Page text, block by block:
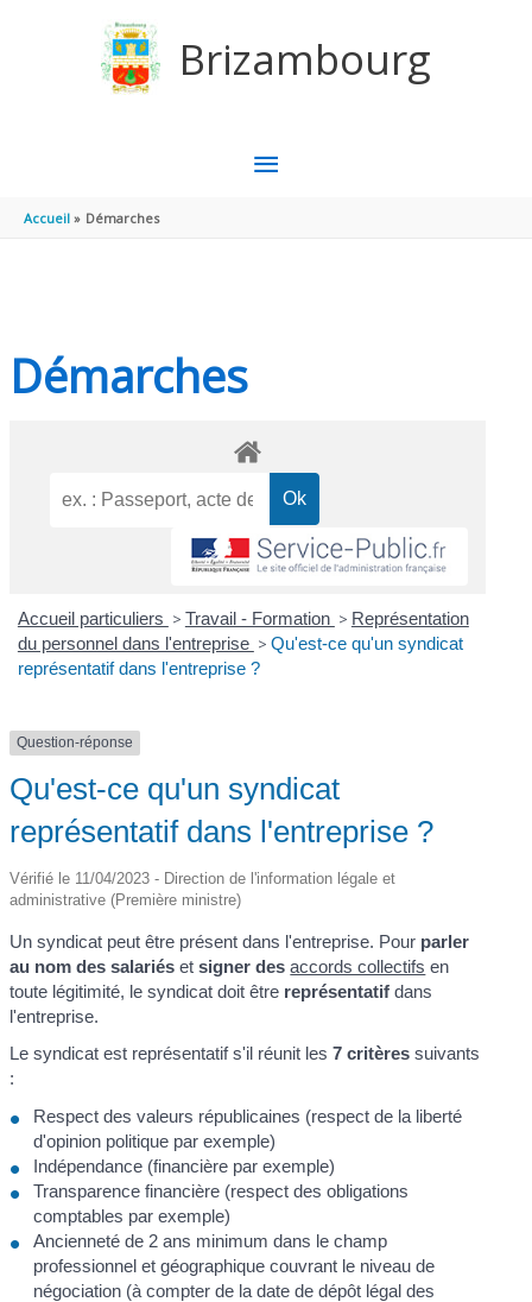
Brizambourg
MENU
Accueil Démarches
Démarches
Accueil particuliers > Travail - Formation > Représentation
du personnel dans l'entreprise > Qu'est-ce qu'un syndicat
représentatif dans l'entreprise ?
Question-réponse
Qu'est-ce qu'un syndicat
représentatif dans l'entreprise ?
Vérifié le 11/04/2023 - Direction de l'information légale et
administrative (Première ministre)
Un syndicat peut être présent dans l'entreprise. Pour parler
au nom des salariés etsigner desaccords collectifs en
toute légitimité, le syndicat doit être représentatif dans
l'entreprise.
Le syndicat est représentatif s'il réunit les 7 critères suivants
:
Respect des valeurs républicaines (respect de la liberté
d'opinion politique par exemple)
Indépendance (financière par exemple)
Transparence financière (respect des obligations
comptables par exemple)
Ancienneté de 2 ans minimum dans le champ
professionnel et géographique couvrant le niveau de
négociation (à compter de la date de dépôt légal des